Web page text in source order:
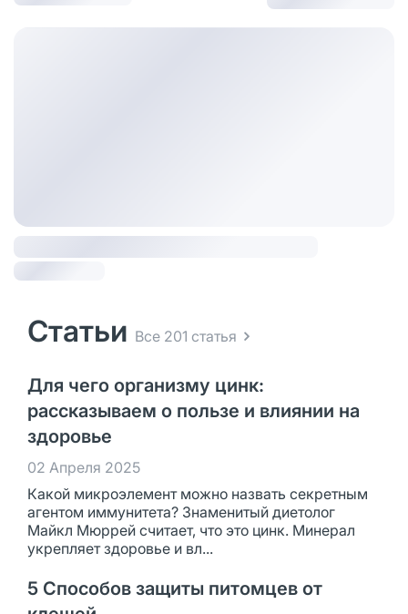
Статьи Все 201 статья
Для чего организму цинк:
рассказываем о пользе и влиянии на
здоровье
02 Апреля 2025
Какой микроэлемент можно назвать секретным
агентом иммунитета? Знаменитый диетолог
Майкл Мюррей считает, что это цинк. Минерал
укрепляет здоровье и вл...
5 Способов защиты питомцев от